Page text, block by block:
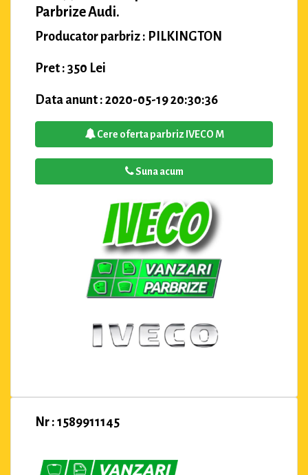
Parbrize Audi.
Producator parbriz : PILKINGTON
Pret : 350 Lei
Data anunt : 2020-05-19 20:30:36
Cere oferta parbriz IVECO M
Suna acum
Nr : 1589911145